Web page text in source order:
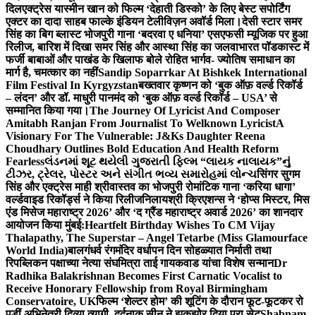
दिलएक्ट्रेस यास्मीन खान को फिल्म ‘देहाती डिस्को’ के लिए बेस्ट सपोर्टिंग
एक्टर का दादा साहब फाल्के इंडियन टेलीविज़न अवॉर्ड मिला।देसी स्टार समर
सिंह का बिग ब्लास्ट भोजपुरी गाना ‘बदरवा ए धनिया’ एसएफसी म्यूजिक पर हुआ
रिलीज, बारिश में दिखा समर सिंह और आस्था सिंह का जलवाभारत पॉडकास्ट में
फर्जी बाबाओं और पाखंड के खिलाफ बोले रोहित भार्गव- ज्योतिष समाधान का
मार्ग है, चमत्कार का नहींSandip Soparrkar At Bishkek International
Film Festival In Kyrgyzstanबख्तवार कृष्णन को ‘बुक ऑफ़ वर्ल्ड रिकॉर्ड
– लंदन’ और डॉ. माधुरी पानमंद को ‘बुक ऑफ़ वर्ल्ड रिकॉर्ड – USA’ से
सम्मानित किया गया।The Journey Of Lyricist And Composer
Amitabh Ranjan From Journalist To Welknown LyricistA
Visionary For The Vulnerable: J&Ks Daughter Reena
Choudhary Outlines Bold Education And Health Reform
Fearlessલંડનમાં શૂટ થયેલી ગુજરાતી ફિલ્મ “લાયક નાલાયક”નું
ટીઝર, ટ્રેલર, પોસ્ટર અને સંગીત ભવ્ય સમારોહમાં લોન્ચसिंगर सुगम
सिंह और एक्ट्रेस माही श्रीवास्तव का भोजपुरी रोमांटिक गाना ‘करिया धागा’
वर्ल्डवाइड रिकॉर्ड्स ने किया रिलीजनिलायश्री क्रिएशन्स ने ‘होप्स मिस्टर, मिस
एंड मिसेज महाराष्ट्र 2026’ और ‘द ग्रैंड महाराष्ट्र अवार्ड 2026’ का शानदार
आयोजन किया मुंबई:Heartfelt Birthday Wishes To CM Vijay
Thalapathy, The Superstar – Angel Tetarbe (Miss Glamourface
World India)बालगंधर्व रंगमंदिर वर्धापन दिन सोहळ्यात निर्माती तथा
रिपब्लिकन पक्षाच्या नेत्या संघमित्रा ताई गायकवाड यांचा विशेष सन्मानDr
Radhika Balakrishnan Becomes First Carnatic Vocalist to
Receive Honorary Fellowship from Royal Birmingham
Conservatoire, UKफिल्म ‘शेल्टर होम’ की शूटिंग के दौरान फूट-फूटकर रो